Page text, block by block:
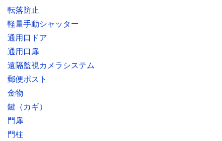
転落防止
軽量手動シャッター
通用口ドア
通用口扉
遠隔監視カメラシステム
郵便ポスト
金物
鍵（カギ）
門扉
門柱